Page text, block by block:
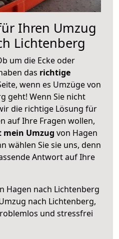
Ihren Umzug
Lichtenberg
um die Ecke oder
das richtige
wenn es Umzüge von
geht! Wenn Sie nicht
die richtige Lösung für
auf Ihre Fragen wollen,
Umzug von Hagen
wählen Sie sie uns, denn
Antwort auf Ihre
Hagen nach Lichtenberg
nach Lichtenberg,
und stressfrei